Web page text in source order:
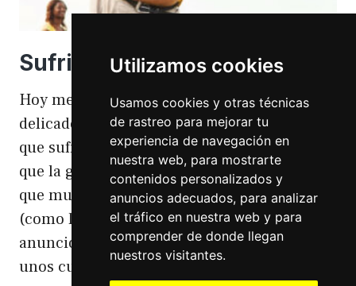
Utilizamos cookies
Usamos cookies y otras técnicas
de rastreo para mejorar tu
experiencia de navegación en
nuestra web, para mostrarte
contenidos personalizados y
anuncios adecuados, para analizar
el tráfico en nuestra web y para
comprender de donde llegan
nuestros visitantes.
Sufriendo la gordofobia
Hoy me apetece hablar de un temita
delicado. Hoy hablo de gordofobia. Una cosa
que sufro día si día también. Gordofobia Y es
que la gordofobia es algo que existe. Algo
que muchas personas sufrimos en silencio
(como las hemorroides, al igual que en el
anuncio). Nos están vendiendo siempre
unos cuerpos normativos y en…